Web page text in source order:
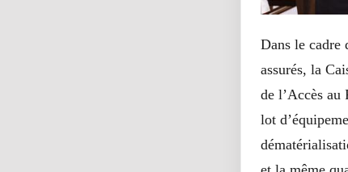
Dans le cadre
assurés, la
de l’Accès
lot